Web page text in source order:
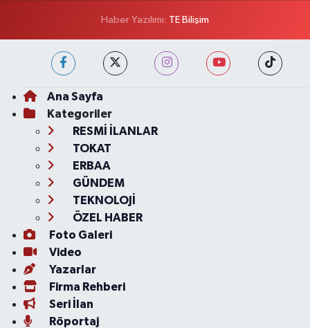
Haber Yazılımı: TE Bilişim
Ana Sayfa
Kategoriler
RESMİ İLANLAR
TOKAT
ERBAA
GÜNDEM
TEKNOLOJİ
ÖZEL HABER
Foto Galeri
Video
Yazarlar
Firma Rehberi
Seri İlan
Röportaj